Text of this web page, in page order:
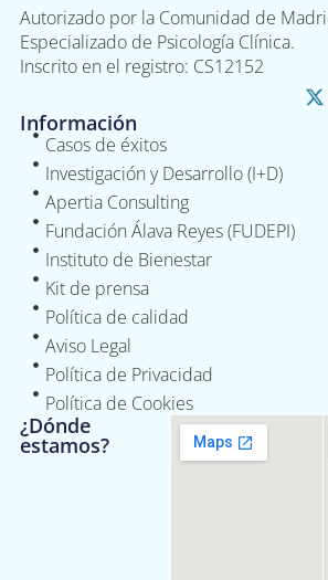
Autorizado por la Comunidad de
Especializado de Psicología Clínica.
Inscrito en el registro: CS12152
Información
Casos de éxitos
Investigación y Desarrollo (I+D)
Apertia Consulting
Fundación Álava Reyes (FUDEPI)
Instituto de Bienestar
Kit de prensa
Política de calidad
Aviso Legal
Política de Privacidad
Política de Cookies
¿Dónde
estamos?